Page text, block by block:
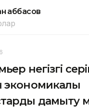
Ғаббасов
негізгі
дамыту